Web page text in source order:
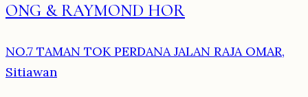
ONG & RAYMOND HOR
NO.7 TAMAN TOK PERDANA JALAN RAJA OMAR,
Sitiawan